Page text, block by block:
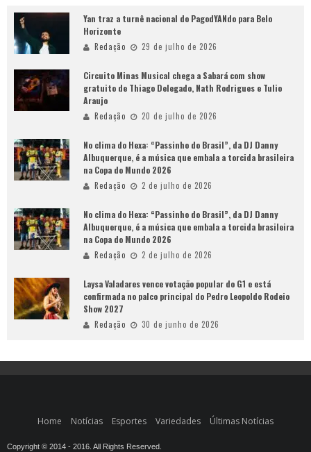
Yan traz a turnê nacional do PagodYANdo para Belo
Horizonte
Redação 29 de julho de 2026
Circuito Minas Musical chega a Sabará com show
gratuito de Thiago Delegado, Nath Rodrigues e Tulio
Araujo
Redação 20 de julho de 2026
No clima do Hexa: “Passinho do Brasil”, da DJ Danny
Albuquerque, é a música que embala a torcida brasileira
na Copa do Mundo 2026
Redação 2 de julho de 2026
No clima do Hexa: “Passinho do Brasil”, da DJ Danny
Albuquerque, é a música que embala a torcida brasileira
na Copa do Mundo 2026
Redação 2 de julho de 2026
Laysa Valadares vence votação popular do G1 e está
confirmada no palco principal do Pedro Leopoldo Rodeio
Show 2027
Redação 30 de junho de 2026
Home Notícias Esportes Variedades Últimas Notícias
Copyright © 2014 - 2016. All Rights Reserved.